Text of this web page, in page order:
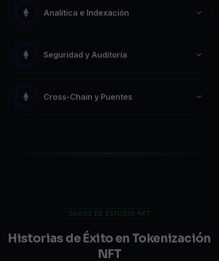
Analítica e Indexación
Seguridad y Auditoría
Cross-Chain y Puentes
CASOS DE ESTUDIO NFT
Historias de Éxito en Tokenización
NFT